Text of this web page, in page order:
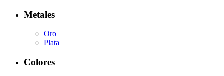
Metales
Oro
Plata
Colores